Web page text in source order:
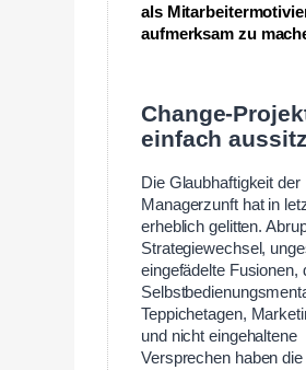
als
aufmerksam zu
Change-
einfach
Die Glaubhaftigkeit der
Managerzunft hat in
erheblich gelitten.
Strategiewechsel,
eingefädelte Fusionen,
Teppichetagen,
und nicht eingehaltene
Versprechen haben die